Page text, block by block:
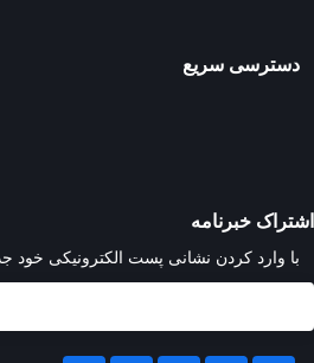
دسترسی سریع
اشتراک خبرنامه
با وارد کردن نشانی پست الکترونیکی خود